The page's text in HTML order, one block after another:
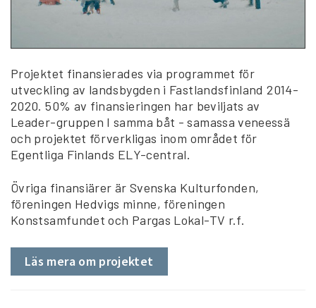
Projektet finansierades via programmet för
utveckling av landsbygden i Fastlandsfinland 2014-
2020. 50% av finansieringen har beviljats av
Leader-gruppen I samma båt - samassa veneessä
och projektet förverkligas inom området för
Egentliga Finlands ELY-central.
Övriga finansiärer är Svenska Kulturfonden,
föreningen Hedvigs minne, föreningen
Konstsamfundet och Pargas Lokal-TV r.f.
Läs mera om projektet